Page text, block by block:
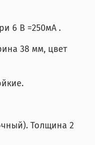
6 В =250мА .
38 мм, цвет
Толщина 2